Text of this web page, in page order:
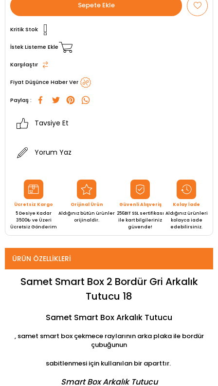
Kritik Stok
İstek Listeme Ekle
Karşılaştır
Fiyat Düşünce Haber Ver
Paylaş :
Tavsiye Et
Yorum Yaz
Ücretsiz Kargo
5 Desiye Kadar
3500₺ ve Üzeri
Ücretsiz Gönderim
Orijinal Ürün
Aldığınız bütün ürünler
orijinaldir.
Güvenli Alışveriş
256BIT SSL sertifikası
ile kart bilgileriniz
güvende!
Kolay İade
Aldığınız ürünleri
kolayca iade
edebilirsiniz.
ÜRÜN ÖZELLIKLERI
Samet Smart Box 2 Bordür Gri Arkalık
Tutucu 18
Samet Smart Box Arkalık Tutucu
, samet smart box çekmece raylarının arka plaka ile bordür
çubuğunun
sabitlenmesi için kullanılan bir aparttır.
Smart Box Arkalık Tutucu